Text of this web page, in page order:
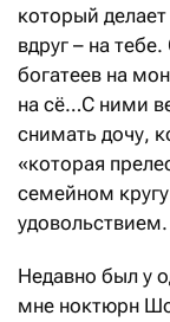
который
вдруг – на
богатеев на
на сё…С ними
снимать дочу,
«которая
семейном
Недавно был у
мне ноктюрн